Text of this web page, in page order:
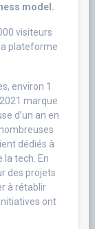
model.
visiteurs
plateforme
environ 1
marque
d’un an en
dédiés à
la tech. En
des projets
à rétablir
ont